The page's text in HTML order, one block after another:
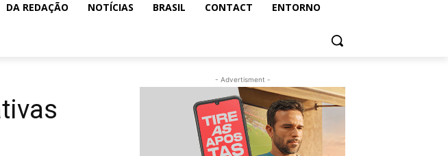
DA REDAÇÃO NOTÍCIAS BRASIL CONTACT ENTORNO
- Advertisment -